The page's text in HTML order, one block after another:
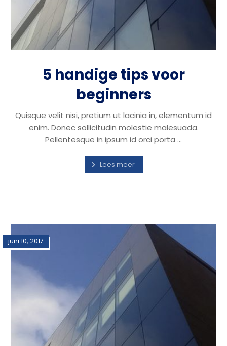
5 handige tips voor
beginners
Quisque velit nisi, pretium ut lacinia in, elementum id
enim. Donec sollicitudin molestie malesuada.
Pellentesque in ipsum id orci porta ...
Lees meer
juni 10, 2017